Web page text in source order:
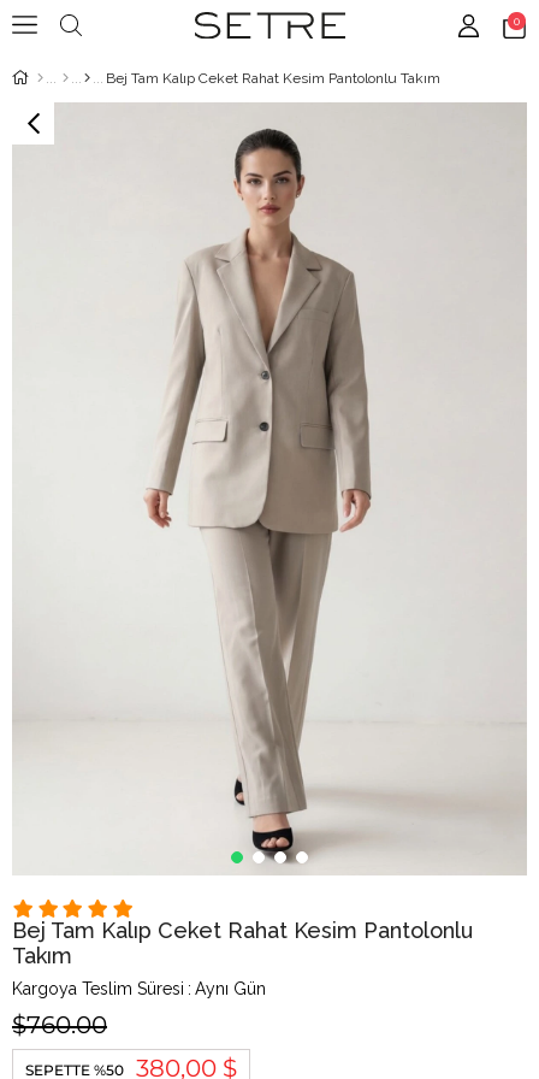
0
Bej Tam Kalıp Ceket Rahat Kesim Pantolonlu Takım
Bej Tam Kalıp Ceket Rahat Kesim Pantolonlu
Takım
Kargoya Teslim Süresi : Aynı Gün
$760.00
SEPETTE %50 380,00 $